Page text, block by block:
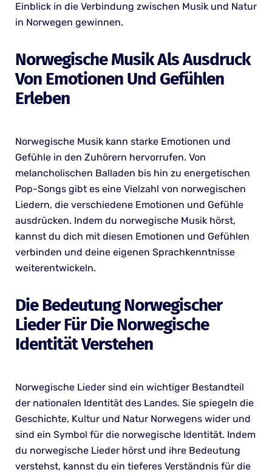
Einblick in die Verbindung zwischen Musik und Natur
in Norwegen gewinnen.
Norwegische Musik Als Ausdruck
Von Emotionen Und Gefühlen
Erleben
Norwegische Musik kann starke Emotionen und
Gefühle in den Zuhörern hervorrufen. Von
melancholischen Balladen bis hin zu energetischen
Pop-Songs gibt es eine Vielzahl von norwegischen
Liedern, die verschiedene Emotionen und Gefühle
ausdrücken. Indem du norwegische Musik hörst,
kannst du dich mit diesen Emotionen und Gefühlen
verbinden und deine eigenen Sprachkenntnisse
weiterentwickeln.
Die Bedeutung Norwegischer
Lieder Für Die Norwegische
Identität Verstehen
Norwegische Lieder sind ein wichtiger Bestandteil
der nationalen Identität des Landes. Sie spiegeln die
Geschichte, Kultur und Natur Norwegens wider und
sind ein Symbol für die norwegische Identität. Indem
du norwegische Lieder hörst und ihre Bedeutung
verstehst, kannst du ein tieferes Verständnis für die